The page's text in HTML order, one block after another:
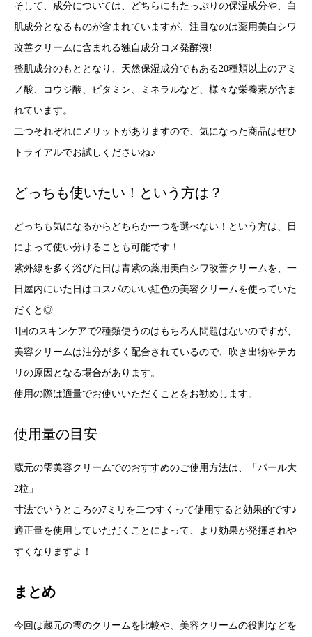
そして、成分については、どちらにもたっぷりの保湿成分や、白
肌成分となるものが含まれていますが、注目なのは薬用美白シワ
改善クリームに含まれる独自成分コメ発酵液!
整肌成分のもととなり、天然保湿成分でもある20種類以上のアミ
ノ酸、コウジ酸、ビタミン、ミネラルなど、様々な栄養素が含ま
れています。
二つそれぞれにメリットがありますので、気になった商品はぜひ
トライアルでお試しくださいね♪
どっちも使いたい！という方は？
どっちも気になるからどちらか一つを選べない！という方は、日
によって使い分けることも可能です！
紫外線を多く浴びた日は青紫の薬用美白シワ改善クリームを、一
日屋内にいた日はコスパのいい紅色の美容クリームを使っていた
だくと◎
1回のスキンケアで2種類使うのはもちろん問題はないのですが、
美容クリームは油分が多く配合されているので、吹き出物やテカ
リの原因となる場合があります。
使用の際は適量でお使いいただくことをお勧めします。
使用量の目安
蔵元の雫美容クリームでのおすすめのご使用方法は、「パール大
2粒」
寸法でいうところの7ミリを二つすくって使用すると効果的です♪
適正量を使用していただくことによって、より効果が発揮されや
すくなりますよ！
まとめ
今回は蔵元の雫のクリームを比較や、美容クリームの役割などを